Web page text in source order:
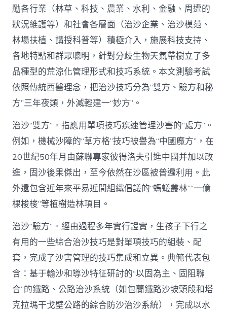
勵各行業（林草、科技、農業、水利、金融、周遭的
狀況維護等）和社會各層面（治沙企業、治沙模范、
林場扶植、講授科普等）積極介入，施展科技支持、
各地特點和群眾聰明，針對分歧生物天氣帶樹立了多
品種型的荒涼化管理形式和技巧系統。本文測驗考試
依照傳統西醫理念，把治沙技巧分為“雙方、驗方和秘
方”三年夜類，外減輕建一“妙方”。
治沙“雙方”。指應用單項技巧疾速管理沙害的“處方”。
例如，機械沙障的“草方格”技巧被譽為“中國魔方”，在
20世紀50年月由蘇聯專家彼得洛夫引進中國并加以改
進，固沙後果傑出，至今依然在沙區被普遍利用。此
外還包含近年來平易近間組織倡議的“螞蟻叢林”“一億
棵梭梭”等植樹造林項目。
治沙“驗方”。經由過程多年實行證實，生孩子下行之
有用的一些綜合治沙技巧是對單項技巧的組裝、配
套，完成了沙害管理的技巧集成和立異。典範代表包
含：基于輸沙和導沙特征研討的“以固為主、固阻聯
合”的鐵路、公路治沙系統（如包蘭鐵路沙坡頭段和塔
克拉瑪干戈壁公路的綜合防沙治沙系統），完成以水